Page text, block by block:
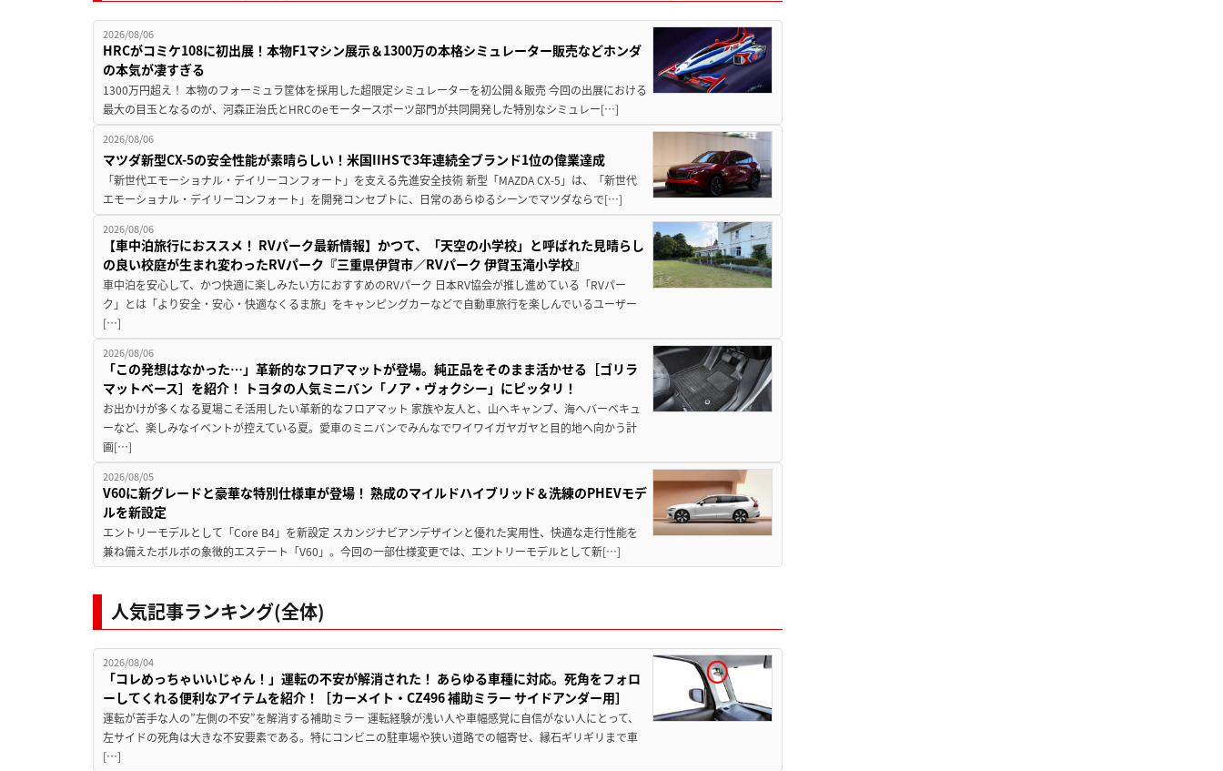
2026/08/06
HRCがコミケ108に初出展！本物F1マシン展示＆1300万の本格シミュレーター販売などホンダ
の本気が凄すぎる
1300万円超え！ 本物のフォーミュラ筐体を採用した超限定シミュレーターを初公開＆販売 今回の出展における
最大の目玉となるのが、河森正治氏とHRCのeモータースポーツ部門が共同開発した特別なシミュレー[…]
2026/08/06
マツダ新型CX-5の安全性能が素晴らしい！米国IIHSで3年連続全ブランド1位の偉業達成
「新世代エモーショナル・デイリーコンフォート」を支える先進安全技術 新型「MAZDA CX-5」は、「新世代
エモーショナル・デイリーコンフォート」を開発コンセプトに、日常のあらゆるシーンでマツダならで[…]
2026/08/06
【車中泊旅行におススメ！ RVパーク最新情報】かつて、「天空の小学校」と呼ばれた見晴らし
の良い校庭が生まれ変わったRVパーク『三重県伊賀市／RVパーク 伊賀玉滝小学校』
車中泊を安心して、かつ快適に楽しみたい方におすすめのRVパーク 日本RV協会が推し進めている「RVパー
ク」とは「より安全・安心・快適なくるま旅」をキャンピングカーなどで自動車旅行を楽しんでいるユーザー
[…]
2026/08/06
「この発想はなかった…」革新的なフロアマットが登場。純正品をそのまま活かせる［ゴリラ
マットベース］を紹介！ トヨタの人気ミニバン「ノア・ヴォクシー」にピッタリ！
お出かけが多くなる夏場こそ活用したい革新的なフロアマット 家族や友人と、山へキャンプ、海へバーベキュ
ーなど、楽しみなイベントが控えている夏。愛車のミニバンでみんなでワイワイガヤガヤと目的地へ向かう計
画[…]
2026/08/05
V60に新グレードと豪華な特別仕様車が登場！ 熟成のマイルドハイブリッド＆洗練のPHEVモデ
ルを新設定
エントリーモデルとして「Core B4」を新設定 スカンジナビアンデザインと優れた実用性、快適な走行性能を
兼ね備えたボルボの象徴的エステート「V60」。今回の一部仕様変更では、エントリーモデルとして新[…]
人気記事ランキング(全体)
2026/08/04
「コレめっちゃいいじゃん！」運転の不安が解消された！ あらゆる車種に対応。死角をフォロ
ーしてくれる便利なアイテムを紹介！［カーメイト・CZ496 補助ミラー サイドアンダー用］
運転が苦手な人の”左側の不安”を解消する補助ミラー 運転経験が浅い人や車幅感覚に自信がない人にとって、
左サイドの死角は大きな不安要素である。特にコンビニの駐車場や狭い道路での幅寄せ、縁石ギリギリまで車
[…]